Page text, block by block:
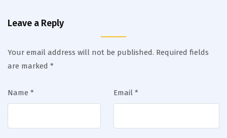
Leave a Reply
Your email address will not be published. Required fields
are marked *
Name * Email *